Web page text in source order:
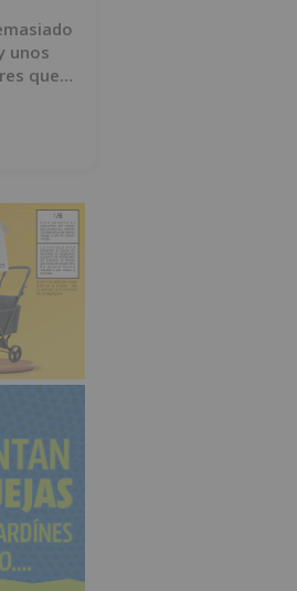
unos
que